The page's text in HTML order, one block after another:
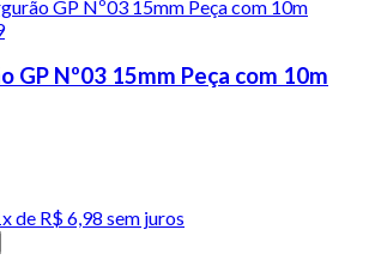
GP Nº03 15mm Peça com 10m
de R$ 6,98 sem juros